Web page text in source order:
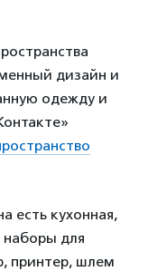
дизайн и
одежду и
есть кухонная,
наборы для
принтер, шлем